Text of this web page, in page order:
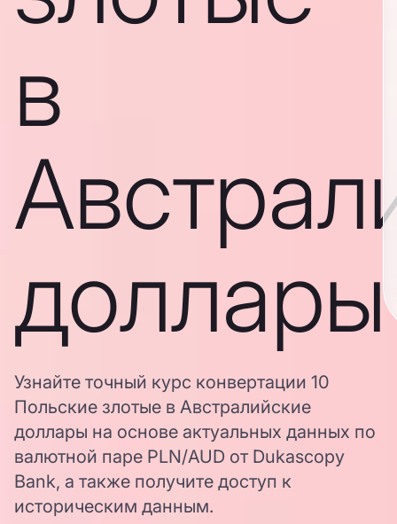
в
доллары
Узнайте точный курс конвертации 10
Польские злотые в Австралийские
доллары на основе актуальных данных по
валютной паре PLN/AUD от Dukascopy
Bank, а также получите доступ к
историческим данным.